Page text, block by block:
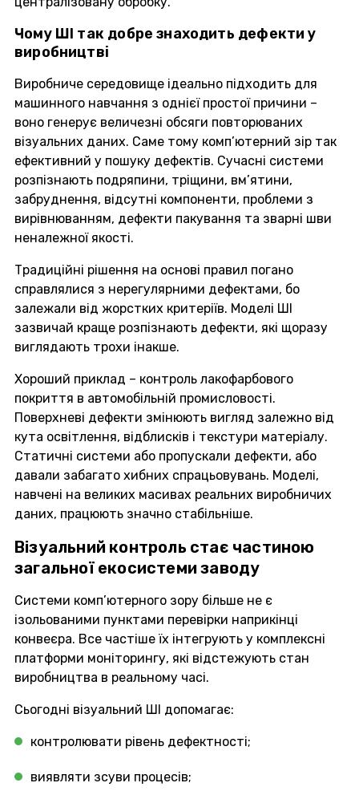
Чому ШІ так добре знаходить дефекти у
виробництві
Виробниче середовище ідеально підходить для
машинного навчання з однієї простої причини –
воно генерує величезні обсяги повторюваних
візуальних даних. Саме тому комп’ютерний зір так
ефективний у пошуку дефектів. Сучасні системи
розпізнають подряпини, тріщини, вм’ятини,
забруднення, відсутні компоненти, проблеми з
вирівнюванням, дефекти пакування та зварні шви
неналежної якості.
Традиційні рішення на основі правил погано
справлялися з нерегулярними дефектами, бо
залежали від жорстких критеріїв. Моделі ШІ
зазвичай краще розпізнають дефекти, які щоразу
виглядають трохи інакше.
Хороший приклад – контроль лакофарбового
покриття в автомобільній промисловості.
Поверхневі дефекти змінюють вигляд залежно від
кута освітлення, відблисків і текстури матеріалу.
Статичні системи або пропускали дефекти, або
давали забагато хибних спрацьовувань. Моделі,
навчені на великих масивах реальних виробничих
даних, працюють значно стабільніше.
Візуальний контроль стає частиною
загальної екосистеми заводу
Системи комп’ютерного зору більше не є
ізольованими пунктами перевірки наприкінці
конвеєра. Все частіше їх інтегрують у комплексні
платформи моніторингу, які відстежують стан
виробництва в реальному часі.
Сьогодні візуальний ШІ допомагає:
контролювати рівень дефектності;
виявляти зсуви процесів;